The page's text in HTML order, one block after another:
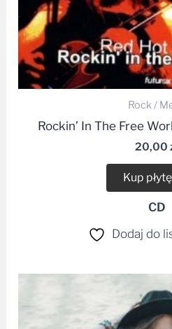
Rock /
Rockin’ In The Free
20,00
Kup
CD
Dodaj do